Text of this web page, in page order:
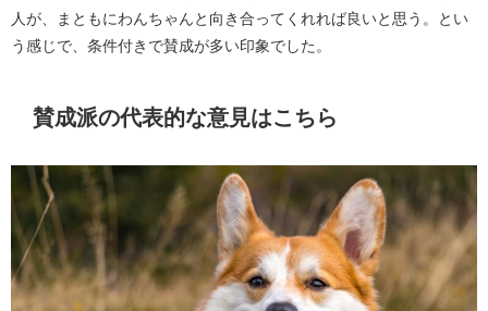
人が、まともにわんちゃんと向き合ってくれれば良いと思う。とい
う感じで、条件付きで賛成が多い印象でした。
賛成派の代表的な意見はこちら